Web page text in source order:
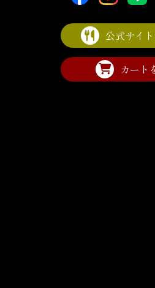
公式サイ
カート